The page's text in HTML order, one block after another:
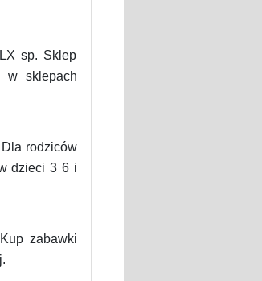
sp. Sklep
w sklepach
rodziców
dzieci 3 6 i
zabawki